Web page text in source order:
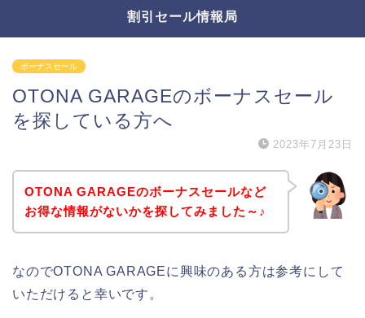
割引セール情報局
ボーナスセール
OTONA GARAGEのボーナスセール
を探している方へ
2023年7月23日
OTONA GARAGEのボーナスセールなど
お得な情報がないかを探してみました～♪
なのでOTONA GARAGEに興味のある方は参考にして
いただけると幸いです。